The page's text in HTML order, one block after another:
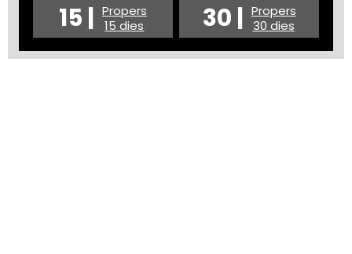
15 | Propers
15 dies
30 | Propers
30 dies